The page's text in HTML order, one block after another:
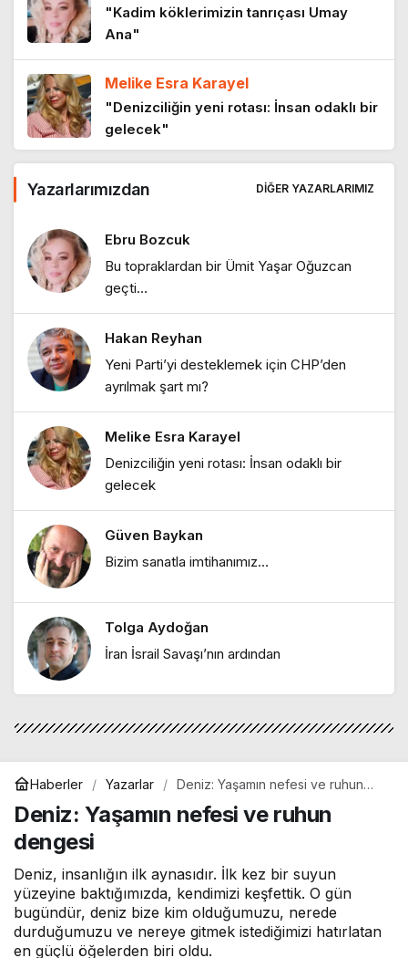
"Kadim köklerimizin tanrıçası Umay
Ana"
Melike Esra Karayel
"Denizciliğin yeni rotası: İnsan odaklı bir
gelecek"
Ebru Bozcuk
"Bir sabah ilüzyonu…"
Ebru Bozcuk
"Bir zamanlar İstanbul: Eski İstanbul
meyhaneleri"
Ebru Bozcuk
"Lilith efsanesi"
Ebru Bozcuk
Yazarlarımızdan DIĞER YAZARLARIMIZ
Ebru Bozcuk
Bu topraklardan bir Ümit Yaşar Oğuzcan
geçti…
Hakan Reyhan
Yeni Parti’yi desteklemek için CHP’den
ayrılmak şart mı?
Melike Esra Karayel
Denizciliğin yeni rotası: İnsan odaklı bir
gelecek
Güven Baykan
Bizim sanatla imtihanımız…
Tolga Aydoğan
İran İsrail Savaşı’nın ardından
Haberler Yazarlar
Deniz: Yaşamın nefesi ve ruhun
Deniz: Yaşamın nefesi ve ruhun
dengesi
Deniz, insanlığın ilk aynasıdır. İlk kez bir suyun
yüzeyine baktığımızda, kendimizi keşfettik. O gün
bugündür, deniz bize kim olduğumuzu, nerede
durduğumuzu ve nereye gitmek istediğimizi hatırlatan
en güçlü öğelerden biri oldu.